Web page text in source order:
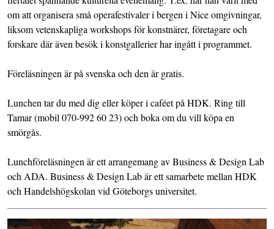
om att organisera små operafestivaler i bergen i Nice omgivningar,
liksom vetenskapliga workshops för konstnärer, företagare och
forskare där även besök i konstgallerier har ingått i programmet.
Föreläsningen är på svenska och den är gratis.
Lunchen tar du med dig eller köper i caféet på HDK. Ring till
Tamar (mobil 070-992 60 23) och boka om du vill köpa en
smörgås.
Lunchföreläsningen är ett arrangemang av Business & Design Lab
och ADA. Business & Design Lab är ett samarbete mellan HDK
och Handelshögskolan vid Göteborgs universitet.